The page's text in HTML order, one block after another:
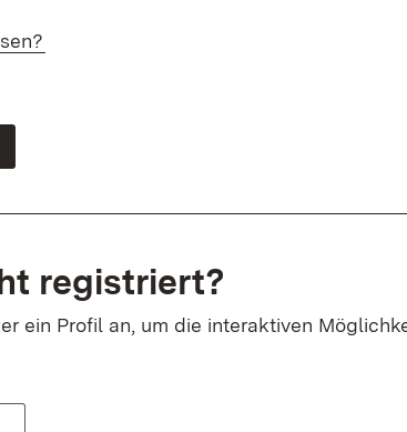
registriert?
ein Profil an, um die interaktiven